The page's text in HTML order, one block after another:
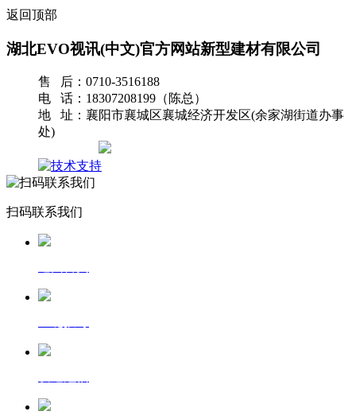
返回顶部
湖北EVO视讯(中文)官方网站新型建材有限公司
售 后：0710-3516188
电 话：18307208199（陈总）
地 址：襄阳市襄城区襄城经济开发区(余家湖街道办事
处)
扫码联系我们